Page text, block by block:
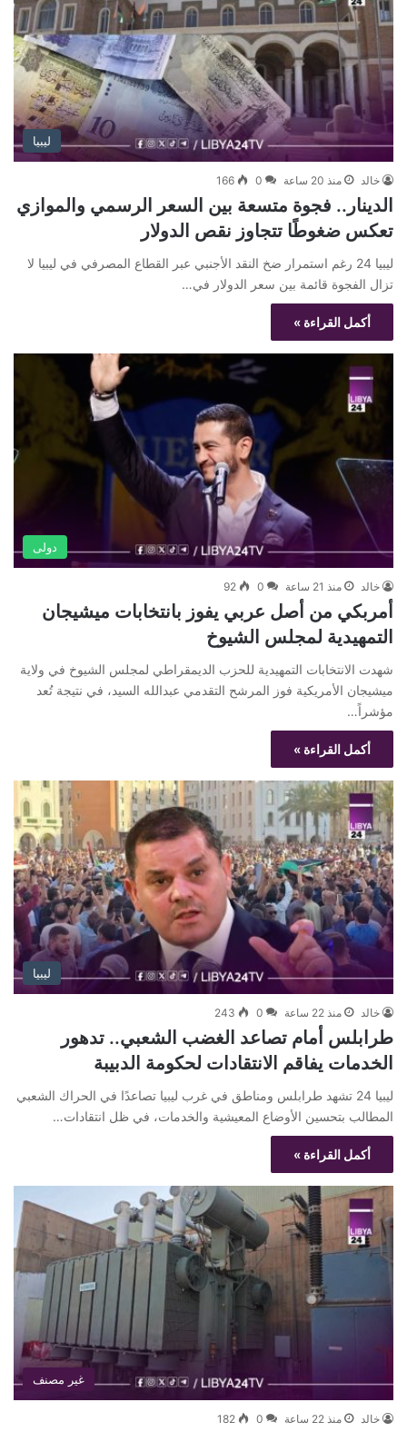
ليبيا
خالد منذ 20 ساعة 0
166
الدينار.. فجوة متسعة بين السعر الرسمي والموازي
تعكس ضغوطًا تتجاوز نقص الدولار
ليبيا 24 رغم استمرار ضخ النقد الأجنبي عبر القطاع المصرفي في ليبيا لا
تزال الفجوة قائمة بين سعر الدولار في…
أكمل القراءة »
دولى
خالد منذ 21 ساعة 0
92
أمربكي من أصل عربي يفوز بانتخابات ميشيجان
التمهيدية لمجلس الشيوخ
شهدت الانتخابات التمهيدية للحزب الديمقراطي لمجلس الشيوخ في ولاية
ميشيجان الأمريكية فوز المرشح التقدمي عبدالله السيد، في نتيجة تُعد
مؤشراً…
أكمل القراءة »
ليبيا
خالد منذ 22 ساعة 0
243
طرابلس أمام تصاعد الغضب الشعبي.. تدهور
الخدمات يفاقم الانتقادات لحكومة الدبيبة
ليبيا 24 تشهد طرابلس ومناطق في غرب ليبيا تصاعدًا في الحراك الشعبي
المطالب بتحسين الأوضاع المعيشية والخدمات، في ظل انتقادات…
أكمل القراءة »
غير مصنف
خالد منذ 22 ساعة 0
182